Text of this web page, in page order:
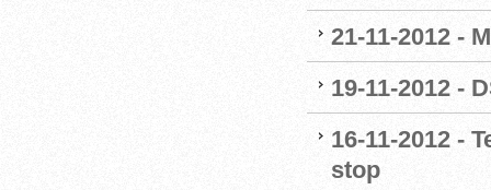
21-11-2012 -
19-11-2012 -
16-11-2012 -
stop